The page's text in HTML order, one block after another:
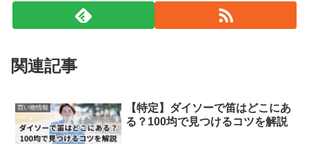
関連記事
買い物情報
【特定】ダイソーで笛はどこにあ
る？100均で見つけるコツを解説